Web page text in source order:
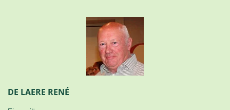
DE LAERE RENÉ